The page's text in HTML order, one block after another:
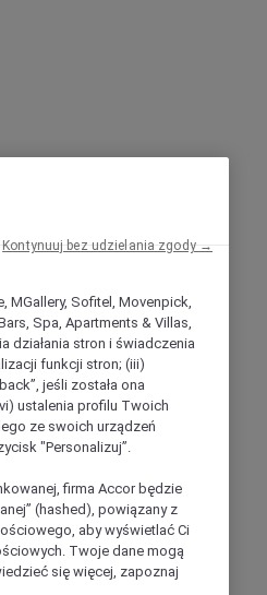
MGallery, Sofitel, Movenpick,
Spa, Apartments & Villas,
działania stron i świadczenia
funkcji stron; (iii)
jeśli została ona
ustalenia profilu Twoich
ze swoich urządzeń
"Personalizuj”.
firma Accor będzie
(hashed), powiązany z
aby wyświetlać Ci
Twoje dane mogą
się więcej, zapoznaj
Kontynuuj bez udzielania zgody →